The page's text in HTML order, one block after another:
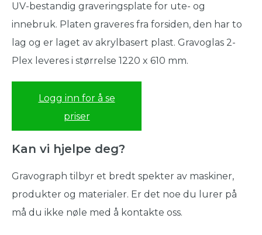
UV-bestandig graveringsplate for ute- og
innebruk. Platen graveres fra forsiden, den har to
lag og er laget av akrylbasert plast. Gravoglas 2-
Plex leveres i størrelse 1220 x 610 mm.
Logg inn for å se
priser
Kan vi hjelpe deg?
Gravograph tilbyr et bredt spekter av maskiner,
produkter og materialer. Er det noe du lurer på
må du ikke nøle med å kontakte oss.